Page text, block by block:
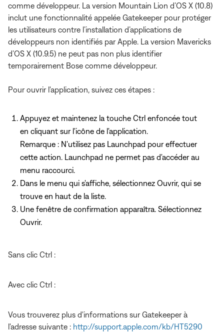
comme développeur. La version Mountain Lion d’OS X (10.8)
inclut une fonctionnalité appelée Gatekeeper pour protéger
les utilisateurs contre l’installation d’applications de
développeurs non identifiés par Apple. La version Mavericks
d’OS X (10.9.5) ne peut pas non plus identifier
temporairement Bose comme développeur.
Pour ouvrir l'application, suivez ces étapes :
Appuyez et maintenez la touche Ctrl enfoncée tout
en cliquant sur l'icône de l'application.
Remarque : N'utilisez pas Launchpad pour effectuer
cette action. Launchpad ne permet pas d'accéder au
menu raccourci.
Dans le menu qui s'affiche, sélectionnez Ouvrir, qui se
trouve en haut de la liste.
Une fenêtre de confirmation apparaîtra. Sélectionnez
Ouvrir.
Sans clic Ctrl :
Avec clic Ctrl :
Vous trouverez plus d'informations sur Gatekeeper à
l'adresse suivante : http://support.apple.com/kb/HT5290